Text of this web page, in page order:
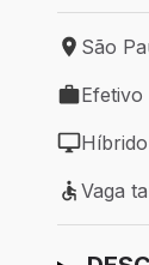
Local de
São
Tipo de
Efetivo
Modelo
Híbrido
Vaga
Vaga
Ir para